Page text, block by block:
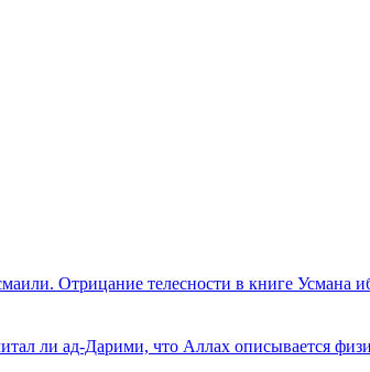
Отрицание телесности в книге Усмана
ли ад-Дарими, что Аллах описывается